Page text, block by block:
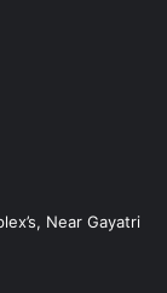
Near Gayatri